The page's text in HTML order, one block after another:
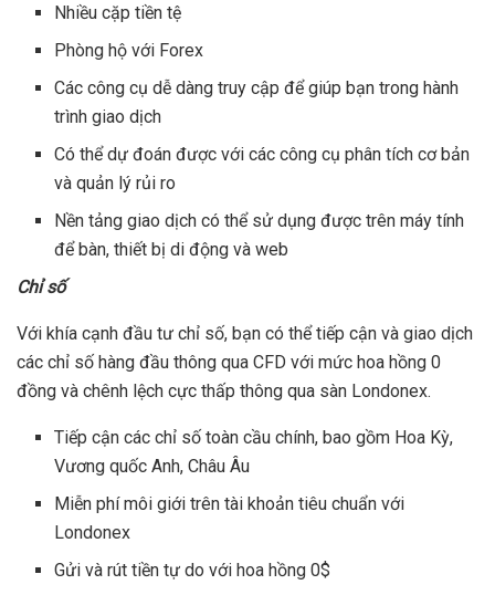
Nhiều cặp tiền tệ
Phòng hộ với Forex
Các công cụ dễ dàng truy cập để giúp bạn trong hành
trình giao dịch
Có thể dự đoán được với các công cụ phân tích cơ bản
và quản lý rủi ro
Nền tảng giao dịch có thể sử dụng được trên máy tính
để bàn, thiết bị di động và web
Chỉ số
Với khía cạnh đầu tư chỉ số, bạn có thể tiếp cận và giao dịch
các chỉ số hàng đầu thông qua CFD với mức hoa hồng 0
đồng và chênh lệch cực thấp thông qua sàn Londonex.
Tiếp cận các chỉ số toàn cầu chính, bao gồm Hoa Kỳ,
Vương quốc Anh, Châu Âu
Miễn phí môi giới trên tài khoản tiêu chuẩn với
Londonex
Gửi và rút tiền tự do với hoa hồng 0$